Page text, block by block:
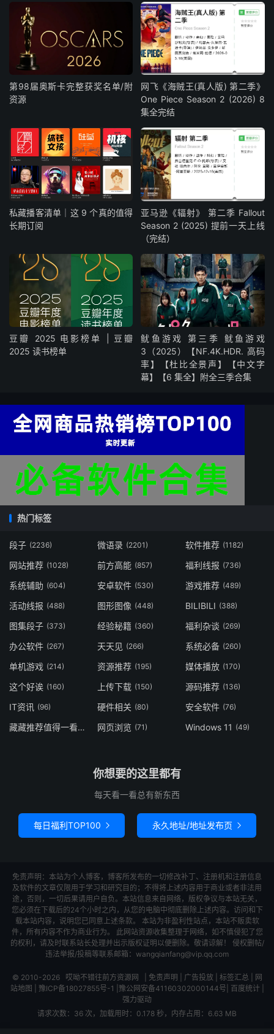
第98届奥斯卡完整获奖名单/附
资源
网飞《海贼王(真人版) 第二季》
One Piece Season 2 (2026) 8
集全完结
私藏播客清单｜这 9 个真的值得
长期订阅
亚马逊《辐射》 第二季 Fallout
Season 2 (2025) 提前一天上线
（完结）
豆瓣 2025 电影榜单 | 豆瓣
2025 读书榜单
鱿鱼游戏 第三季 鱿鱼游戏
3（2025）【NF.4K.HDR. 高码
率】【杜比全景声】【中文字
幕】【6 集全】附全三季合集
热门标签
段子 (2236) 微语录 (2201) 软件推荐 (1182)
网站推荐 (1028) 前方高能 (857) 福利线报 (736)
系统辅助 (604) 安卓软件 (530) 游戏推荐 (489)
活动线报 (488) 图形图像 (448) BILIBILI (388)
图集段子 (373) 经验秘籍 (360) 福利杂谈 (269)
办公软件 (267) 天天见 (266) 系统必备 (260)
单机游戏 (214) 资源推荐 (195) 媒体播放 (170)
这个好诶 (160) 上传下载 (150) 源码推荐 (136)
IT资讯 (96) 硬件相关 (80) 安全软件 (76)
藏藏推荐值得一看(73) 网页浏览 (71) Windows 11 (49)
你想要的这里都有
每天看一看总有新东西
每日福利TOP100  永久地址/地址发布页 
免责声明：本站为个人博客，博客所发布的一切修改补丁、注册机和注册信息
及软件的文章仅限用于学习和研究目的；不得将上述内容用于商业或者非法用
途，否则，一切后果请用户自负。本站信息来自网络，版权争议与本站无关，
您必须在下载后的24个小时之内，从您的电脑中彻底删除上述内容。访问和下
载本站内容，说明您已同意上述条款。 本站为非盈利性站点，本站不贩卖软
件，所有内容不作为商业行为。 此网站资源收集整理于网络，如不慎侵犯了您
的权利，请及时联系站长处理并出示版权证明以便删除。敬请谅解！ 侵权删帖/
违法举报/投稿等联系邮箱：wangqianfang@vip.qq.com
© 2010-2026 哎呦不错往前方资源网 免责声明 广告投放| 标签汇总
网
站地图
豫ICP备18027855号-1 豫公网安备41160302000144号 百度统计|
强力驱动
请求次数：36 次，加载用时：0.178 秒，内存占用：6.63 MB